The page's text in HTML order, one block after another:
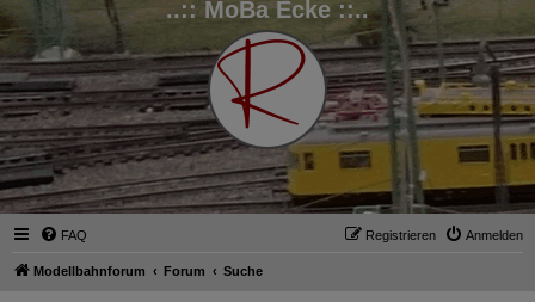
..:: MoBa Ecke ::..
FAQ Anmelden
Registrieren
Modellbahnforum Forum Suche